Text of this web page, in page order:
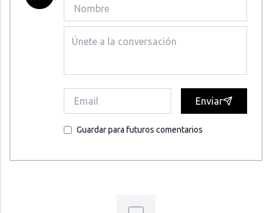
Enviar
Guardar para futuros comentarios